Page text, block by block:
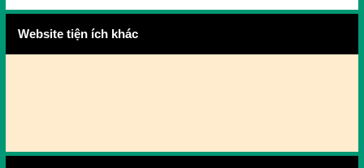
Website tiện ích khác